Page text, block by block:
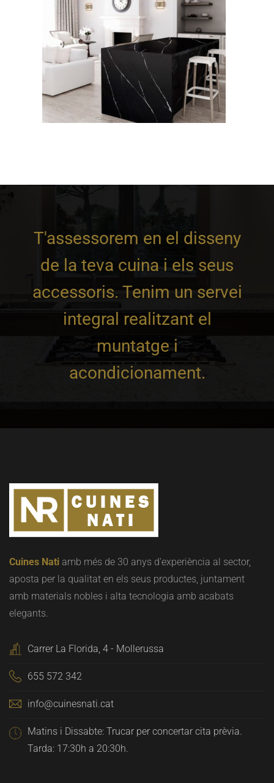
T'assessorem en el disseny
de la teva cuina i els seus
accessoris. Tenim un servei
integral realitzant el
muntatge i
acondicionament.
Cuines Nati amb més de 30 anys d'experiència al sector,
aposta per la qualitat en els seus productes, juntament
amb materials nobles i alta tecnologia amb acabats
elegants.
Carrer La Florida, 4 - Mollerussa
655 572 342
info@cuinesnati.cat
Matins i Dissabte: Trucar per concertar cita prèvia.
Tarda: 17:30h a 20:30h.